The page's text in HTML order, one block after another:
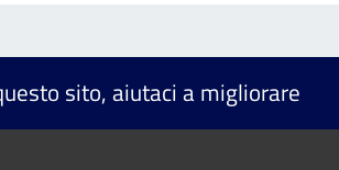
sito, aiutaci a migliorare